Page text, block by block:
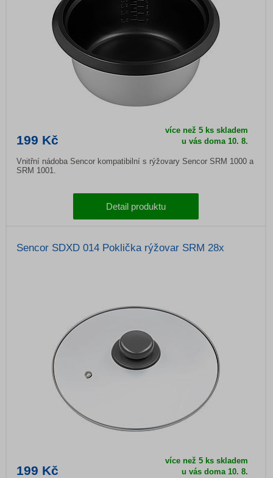
199 Kč
více než 5 ks skladem
u vás doma10. 8.
Vnitřní nádoba Sencor kompatibilní s rýžovary Sencor SRM 1000 a
SRM 1001.
Detail produktu
Sencor SDXD 014 Poklička rýžovar SRM 28x
199 Kč
více než 5 ks skladem
u vás doma10. 8.